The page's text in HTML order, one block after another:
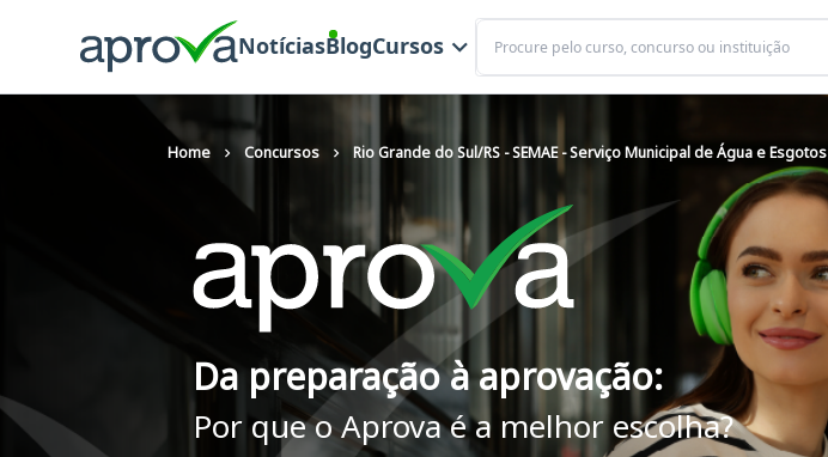
NotíciasBlogCursos
Buscar
Home Concursos Rio Grande do Sul/RS - SEMAE - Serviço Municipal de Água e Esgotos
Da preparação à aprovação:
Por que o Aprova é a melhor escolha?